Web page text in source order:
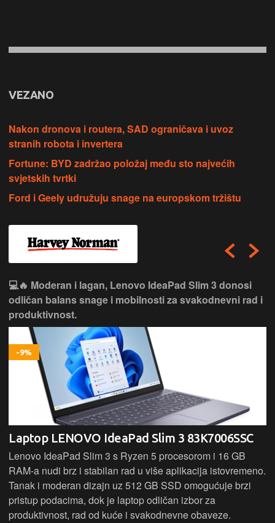
VEZANO
Nakon dronova i routera, SAD ograničava i uvoz
stranih robota i invertera
Fortune: BYD zadržao položaj među sto najvećih
svjetskih tvrtki
Ford i Geely udružuju snage na europskom tržištu
💻✨ Jednostavan, pouzdan i praktičan, Lenovo
IdeaPad 1 idealan je izbor za svakodnevni rad, učenje i
bezbrižno korištenje.
Laptop LENOVO Ideapad 1 - 82VG00V5SC
Lenovo IdeaPad 1 donosi pouzdane performanse za
svakodnevne zadatke uz AMD Ryzen 3 procesor, 16 GB
RAM-a i brzi 512 GB SSD. 15,6" zaslon pruža ugodno
iskustvo rada i preglednosti, dok lagan i jednostavan dizajn
čini ovaj laptop idealnim za učenje, posao i osnovnu